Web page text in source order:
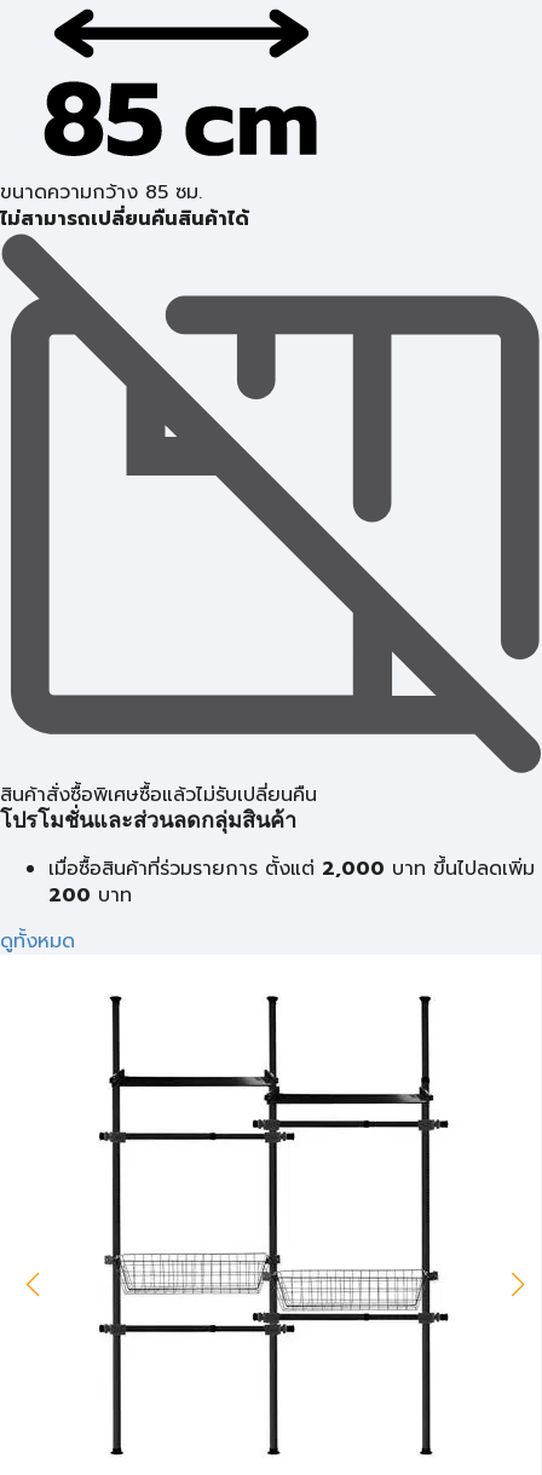
ขนาดความกว้าง 85 ซม.
ไม่สามารถเปลี่ยนคืนสินค้าได้
สินค้าสั่งซื้อพิเศษซื้อแล้วไม่รับเปลี่ยนคืน
โปรโมชั่นและส่วนลดกลุ่มสินค้า
เมื่อซื้อสินค้าที่ร่วมรายการ ตั้งแต่ 2,000 บาท ขึ้นไปลดเพิ่ม
200 บาท
ดูทั้งหมด